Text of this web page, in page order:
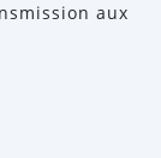
aux